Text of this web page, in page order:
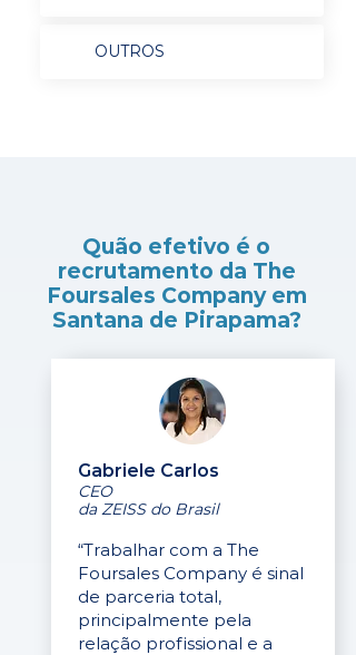
OUTROS
Quão efetivo é o
recrutamento da The
Foursales Company em
Santana de Pirapama?
Gabriele Carlos
CEO
da ZEISS do Brasil
“Trabalhar com a The
Foursales Company é sinal
de parceria total,
principalmente pela
relação profissional e a